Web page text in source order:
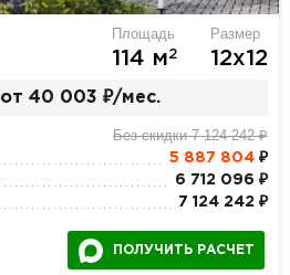
Площадь
114 м2
Размер
12х12
от 40 003 ₽/мес.
Без скидки 7 124 242 ₽
5 887 804₽
6 712 096 ₽
7 124 242 ₽
ПОЛУЧИТЬ РАСЧЕТ